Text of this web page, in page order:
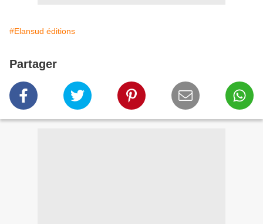
#Elansud éditions
Partager